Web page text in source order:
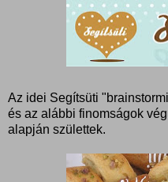
Az idei Segítsüti
és az alábbi finomságok
alapján születtek.